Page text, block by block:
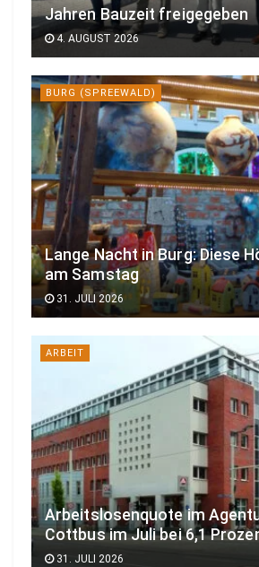
Jahren Bauzeit freigegeben
4. AUGUST 2026
BURG (SPREEWALD)
Lange Nacht in Burg: Diese
am Samstag
31. JULI 2026
ARBEIT
Arbeitslosenquote im
Cottbus im Juli bei 6,1
31. JULI 2026